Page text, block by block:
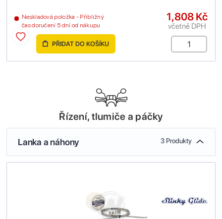
Neskladová položka - Přibližný
čas doručení 5 dní od nákupu
1,808 Kč
včetně DPH
PŘIDAT DO KOŠÍKU
Řízení, tlumiče a páčky
Lanka a náhony 3 Produkty